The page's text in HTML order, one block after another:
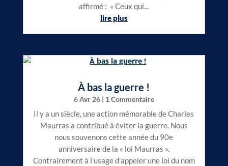
affirmé : « Ceux qui...
lire plus
À bas la guerre !
6 Avr 26| 1 Commentaire
Il y a un siècle, une action mémorable de Charles
Maurras a contribué à éviter la guerre. Nous
nous souvenons cette année du 90e
anniversaire de la « loi Maurras ».
Contrairement à l’usage d’appeler une loi du nom